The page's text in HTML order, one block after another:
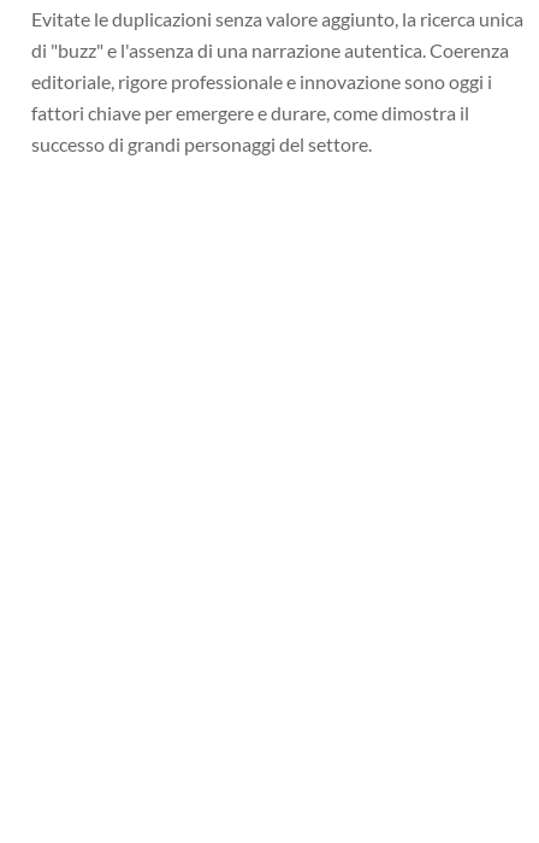
Evitate le duplicazioni senza valore aggiunto, la ricerca unica
di "buzz" e l'assenza di una narrazione autentica. Coerenza
editoriale, rigore professionale e innovazione sono oggi i
fattori chiave per emergere e durare, come dimostra il
successo di grandi personaggi del settore.